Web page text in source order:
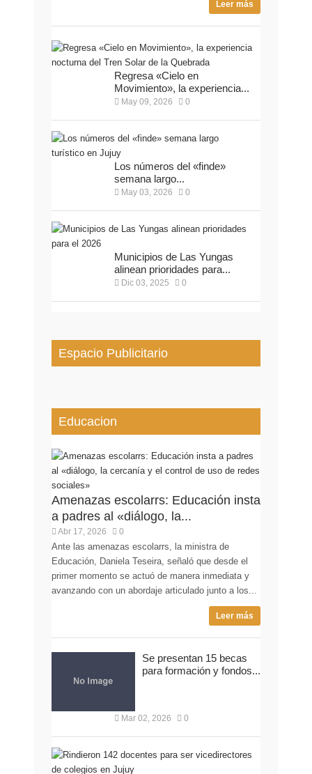
Leer más
Regresa «Cielo en
Movimiento», la experiencia...
May 09, 2026 0
Los números del «finde»
semana largo...
May 03, 2026 0
Municipios de Las Yungas
alinean prioridades para...
Dic 03, 2025 0
Espacio Publicitario
Educacion
Amenazas escolarrs: Educación insta
a padres al «diálogo, la...
Abr 17, 2026 0
Ante las amenazas escolarrs, la ministra de
Educación, Daniela Teseira, señaló que desde el
primer momento se actuó de manera inmediata y
avanzando con un abordaje articulado junto a los...
Leer más
Se presentan 15 becas
para formación y fondos...
Mar 02, 2026 0